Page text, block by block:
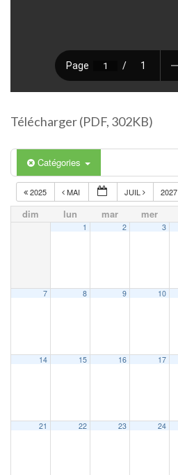
Télécharger (PDF, 302KB)
Catégories
2025 MAI JUIL 2027
dim lun mar mer
1 2 3
7 8 9 10
14 15 16 17
21 22 23 24